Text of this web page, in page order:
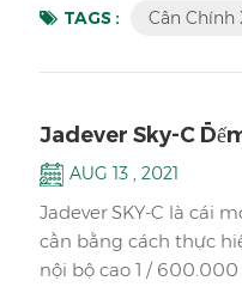
TAGS : Cân Chính
Jadever Sky-C
AUG 13 , 2021
Jadever SKY-C là cái
cần bằng cách thực
nội bộ cao 1 /